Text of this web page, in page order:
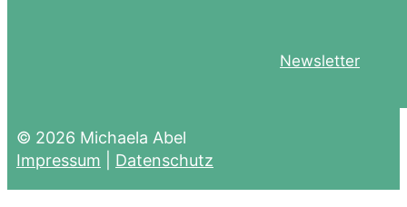
Newsletter
© 2026 Michaela Abel
Impressum
Datenschutz